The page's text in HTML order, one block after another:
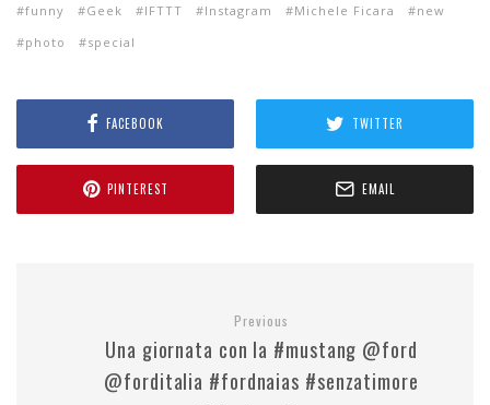
funny Geek IFTTT Instagram Michele Ficara
new
photo
special
FACEBOOK TWITTER
PINTEREST EMAIL
Previous
Una giornata con la #mustang @ford
@forditalia #fordnaias #senzatimore